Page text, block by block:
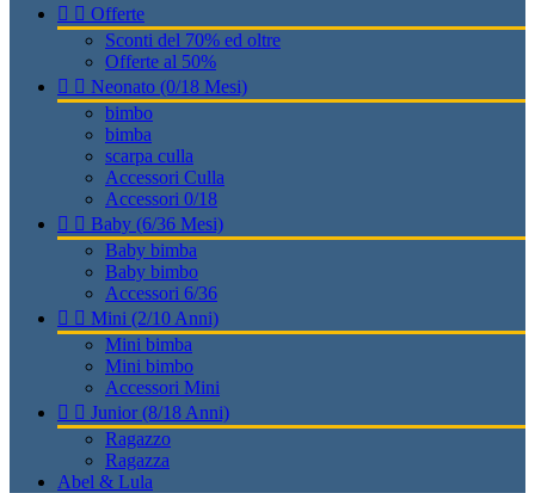
  Offerte
Sconti del 70% ed oltre
Offerte al 50%
  Neonato (0/18 Mesi)
bimbo
bimba
scarpa culla
Accessori Culla
Accessori 0/18
  Baby (6/36 Mesi)
Baby bimba
Baby bimbo
Accessori 6/36
  Mini (2/10 Anni)
Mini bimba
Mini bimbo
Accessori Mini
  Junior (8/18 Anni)
Ragazzo
Ragazza
Abel & Lula